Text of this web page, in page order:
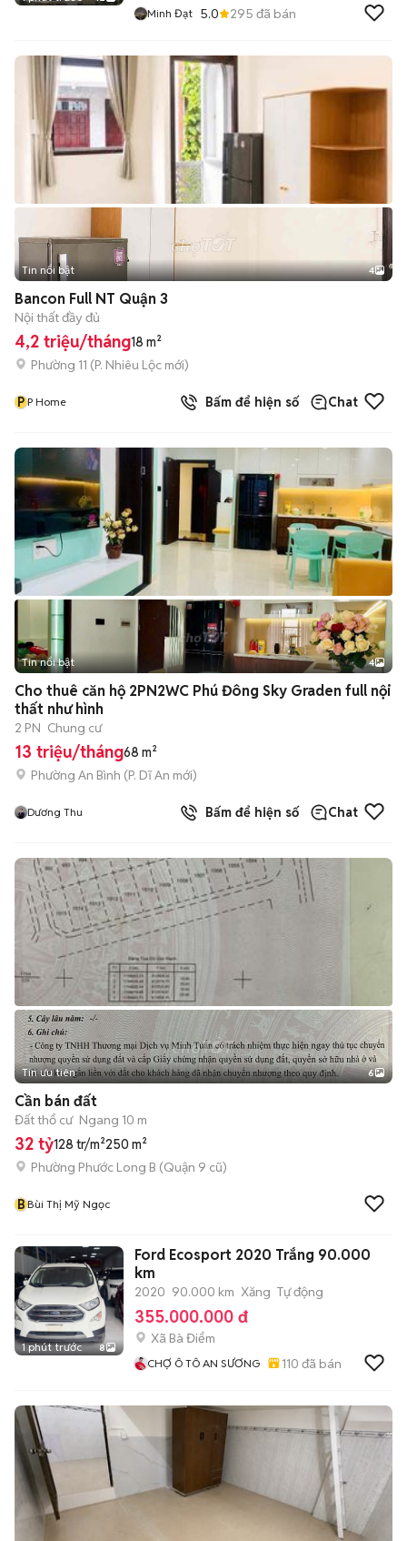
Minh Đạt 5.0 295 đã bán
Tin nổi bật 4
Bancon Full NT Quận 3
Nội thất đầy đủ
4,2 triệu/tháng18 m²
Phường 11 (P. Nhiêu Lộc mới)
P P Home Bấm để hiện số Chat
Tin nổi bật 4
Cho thuê căn hộ 2PN2WC Phú Đông Sky Graden full nội
thất như hình
2 PN Chung cư
13 triệu/tháng68 m²
Phường An Bình (P. Dĩ An mới)
Dương Thu Bấm để hiện số Chat
+2
Tin ưu tiên 6
Cần bán đất
Đất thổ cư Ngang 10 m
32 tỷ128 tr/m²250 m²
Phường Phước Long B (Quận 9 cũ)
BBùi Thị Mỹ Ngọc
1 phút trước 8
Ford Ecosport 2020 Trắng 90.000
km
2020 90.000 km Xăng Tự động
355.000.000 đ
Xã Bà Điểm
CHỢ Ô TÔ AN SƯƠNG 110 đã bán